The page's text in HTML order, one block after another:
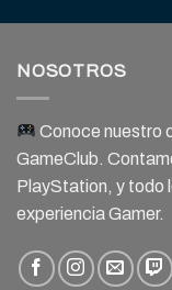
NOSOTROS
Conoce nuestro
GameClub.
PlayStation, y todo
experiencia Gamer.